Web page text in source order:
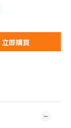
立即購買